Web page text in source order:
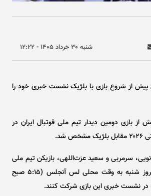
شنبه ۳۰ خرداد ۱۴۰۵ - ۱۲:۲۲
پیش از شروع بازی با بلژیک نشست خبری خود را
بازی دومین دیدار تیم ملی فوتبال ایران در
شد.
سرمربی و سعید عزت‌اللهی، بازیکن تیم ملی
باید از ساعت ۱۸:۴۵ روز شنبه به وقت محلی لس آنجلس (۵:۱۵ صبح
در نشست خبری این بازی شرکت کنند.